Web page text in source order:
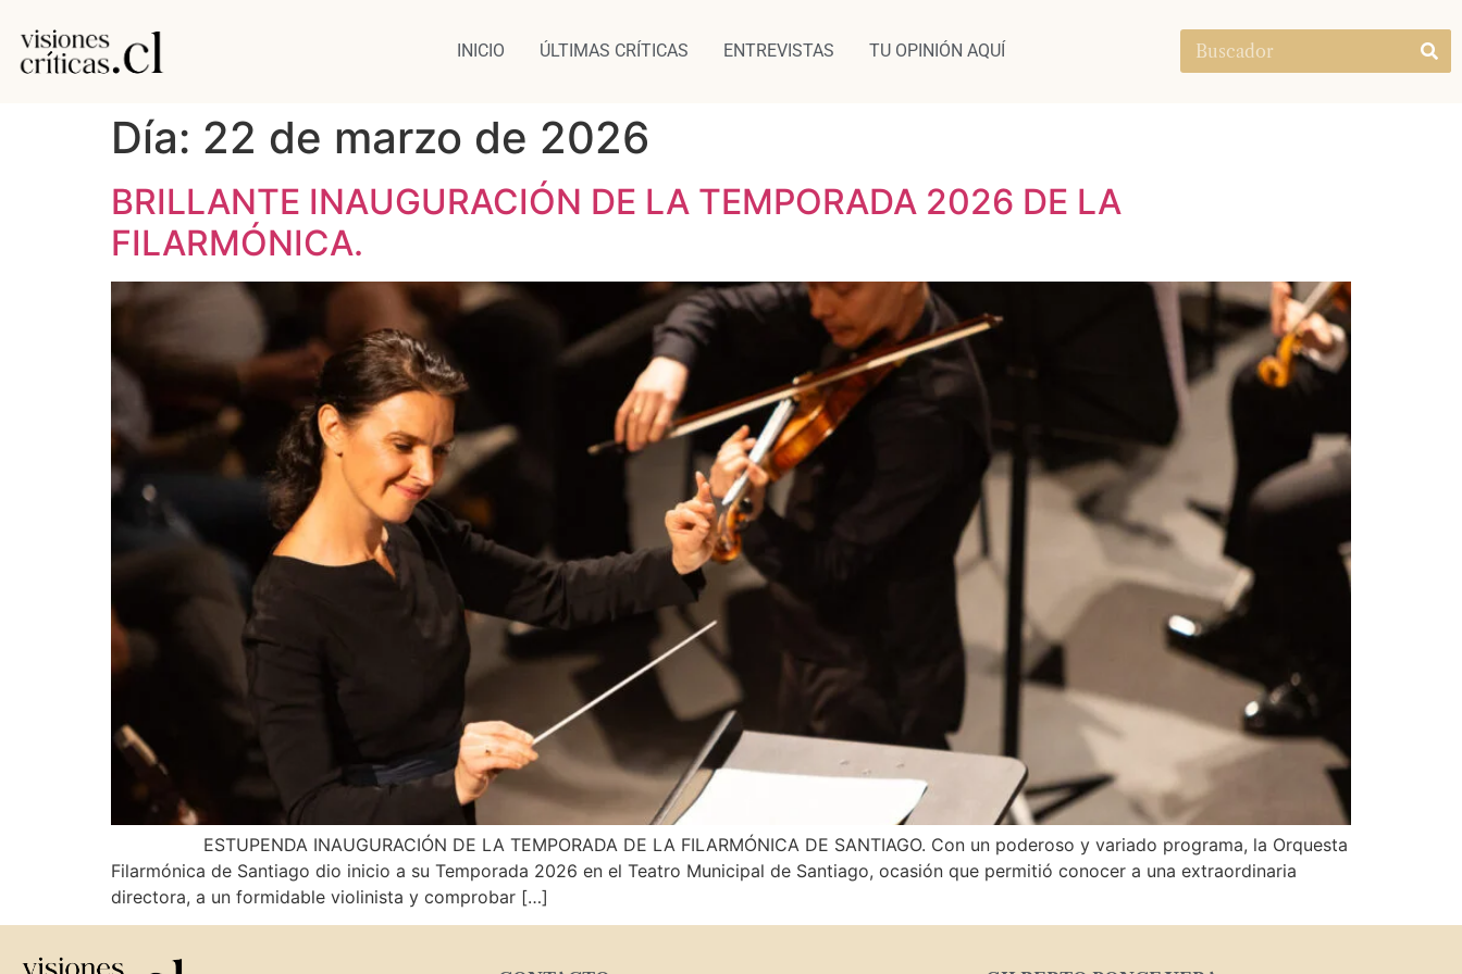
INICIO ÚLTIMAS CRÍTICAS ENTREVISTAS TU OPINIÓN AQUÍ
Día: 22 de marzo de 2026
BRILLANTE INAUGURACIÓN DE LA TEMPORADA 2026 DE LA
FILARMÓNICA.
ESTUPENDA INAUGURACIÓN DE LA TEMPORADA DE LA FILARMÓNICA DE SANTIAGO. Con un poderoso y variado programa, la Orquesta
Filarmónica de Santiago dio inicio a su Temporada 2026 en el Teatro Municipal de Santiago, ocasión que permitió conocer a una extraordinaria
directora, a un formidable violinista y comprobar […]